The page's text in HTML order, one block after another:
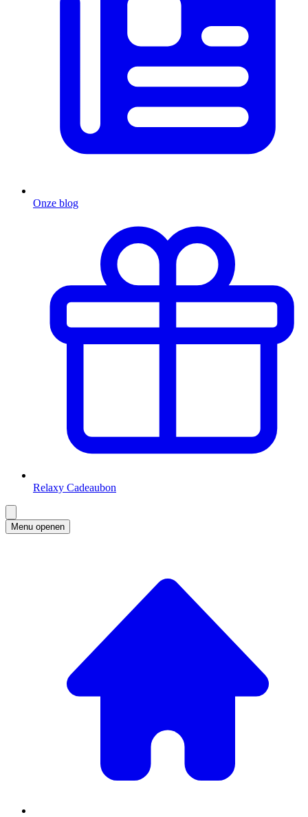
Onze blog
Relaxy Cadeaubon
Menu openen